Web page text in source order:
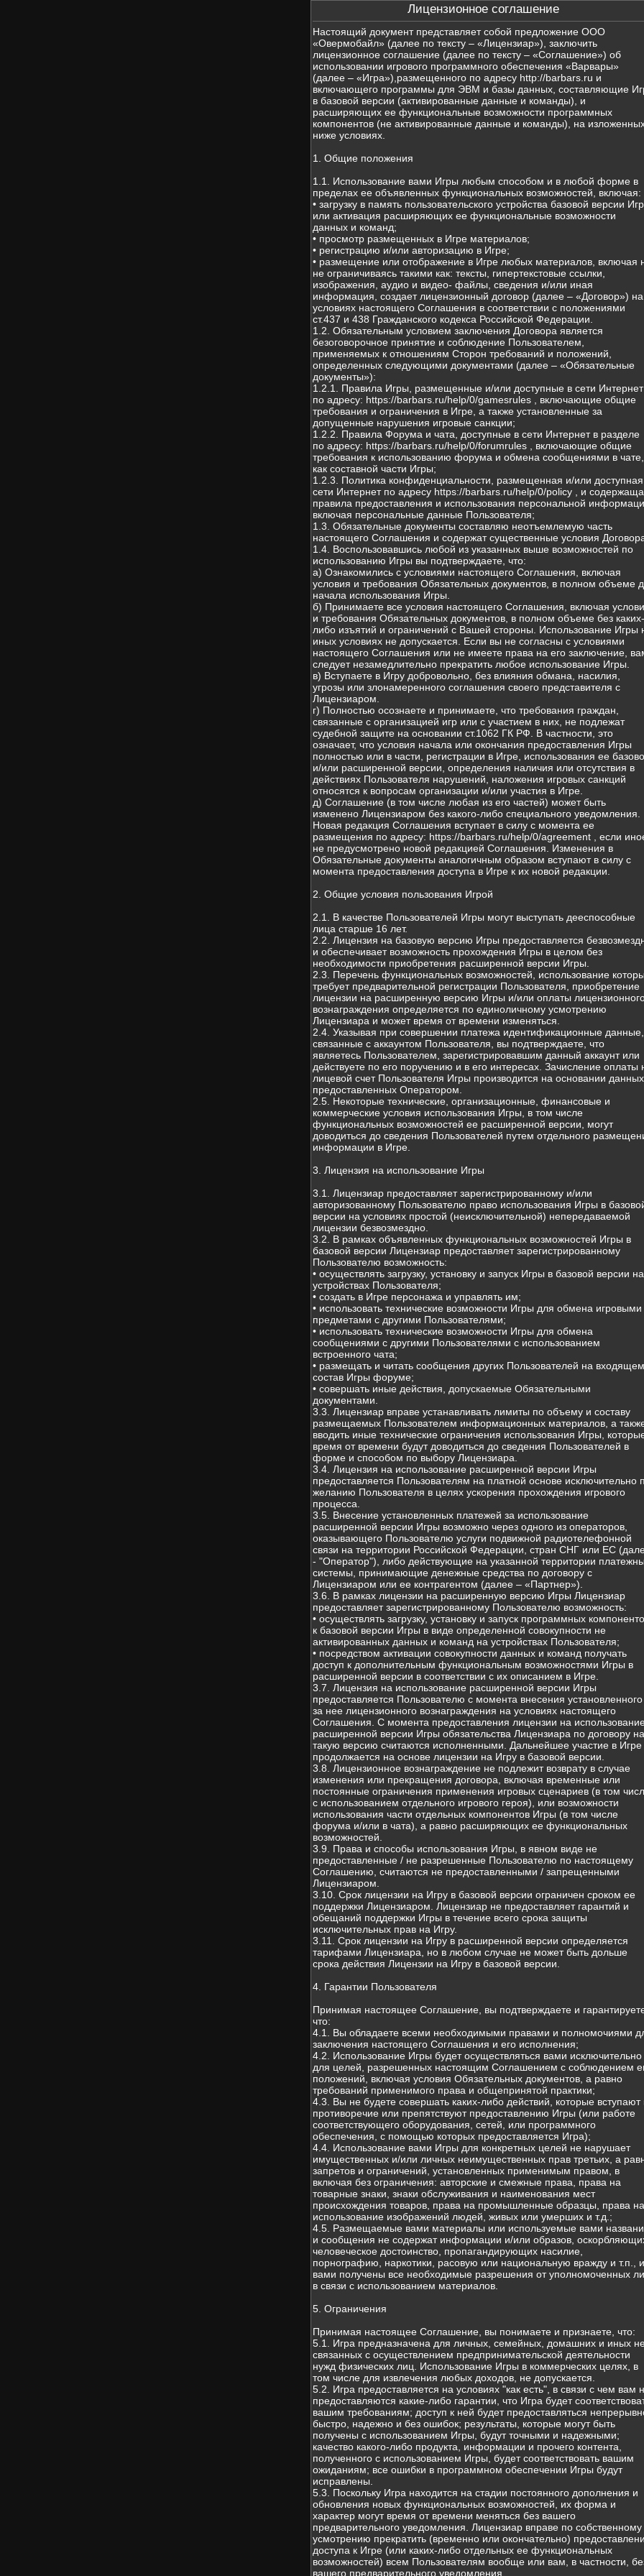
Лицензионное соглашение
Настоящий документ представляет собой предложение ООО
«Овермобайл» (далее по тексту – «Лицензиар»), заключить
лицензионное соглашение (далее по тексту – «Соглашение») об
использовании игрового программного обеспечения «Варвары»
(далее – «Игра»),размещенного по адресу http://barbars.ru и
включающего программы для ЭВМ и базы данных, составляющие
в базовой версии (активированные данные и команды), и
расширяющих ее функциональные возможности программных
компонентов (не активированные данные и команды), на
ниже условиях.
1. Общие положения
1.1. Использование вами Игры любым способом и в любой форме в
пределах ее объявленных функциональных возможностей, включая:
• загрузку в память пользовательского устройства базовой версии
или активация расширяющих ее функциональные возможности
данных и команд;
• просмотр размещенных в Игре материалов;
• регистрацию и/или авторизацию в Игре;
• размещение или отображение в Игре любых материалов, включая
не ограничиваясь такими как: тексты, гипертекстовые ссылки,
изображения, аудио и видео- файлы, сведения и/или иная
информация, создает лицензионный договор (далее – «Договор») на
условиях настоящего Соглашения в соответствии с положениями
ст.437 и 438 Гражданского кодекса Российской Федерации.
1.2. Обязательным условием заключения Договора является
безоговорочное принятие и соблюдение Пользователем,
применяемых к отношениям Сторон требований и положений,
определенных следующими документами (далее – «Обязательные
документы»):
1.2.1. Правила Игры, размещенные и/или доступные в сети Интернет
по адресу: https://barbars.ru/help/0/gamesrules , включающие общие
требования и ограничения в Игре, а также установленные за
допущенные нарушения игровые санкции;
1.2.2. Правила Форума и чата, доступные в сети Интернет в разделе
по адресу: https://barbars.ru/help/0/forumrules , включающие общие
требования к использованию форума и обмена сообщениями в чате,
как составной части Игры;
1.2.3. Политика конфиденциальности, размещенная и/или
сети Интернет по адресу https://barbars.ru/help/0/policy , и
правила предоставления и использования персональной
включая персональные данные Пользователя;
1.3. Обязательные документы составляю неотъемлемую часть
настоящего Соглашения и содержат существенные условия
1.4. Воспользовавшись любой из указанных выше возможностей по
использованию Игры вы подтверждаете, что:
а) Ознакомились с условиями настоящего Соглашения, включая
условия и требования Обязательных документов, в полном объеме
начала использования Игры.
б) Принимаете все условия настоящего Соглашения, включая
и требования Обязательных документов, в полном объеме без каких-
либо изъятий и ограничений с Вашей стороны. Использование Игры
иных условиях не допускается. Если вы не согласны с условиями
настоящего Соглашения или не имеете права на его заключение,
следует незамедлительно прекратить любое использование Игры.
в) Вступаете в Игру добровольно, без влияния обмана, насилия,
угрозы или злонамеренного соглашения своего представителя с
Лицензиаром.
г) Полностью осознаете и принимаете, что требования граждан,
связанные с организацией игр или с участием в них, не подлежат
судебной защите на основании ст.1062 ГК РФ. В частности, это
означает, что условия начала или окончания предоставления Игры
полностью или в части, регистрации в Игре, использования ее
и/или расширенной версии, определения наличия или отсутствия в
действиях Пользователя нарушений, наложения игровых санкций
относятся к вопросам организации и/или участия в Игре.
д) Соглашение (в том числе любая из его частей) может быть
изменено Лицензиаром без какого-либо специального уведомления.
Новая редакция Соглашения вступает в силу с момента ее
размещения по адресу: https://barbars.ru/help/0/agreement , если
не предусмотрено новой редакцией Соглашения. Изменения в
Обязательные документы аналогичным образом вступают в силу с
момента предоставления доступа в Игре к их новой редакции.
2. Общие условия пользования Игрой
2.1. В качестве Пользователей Игры могут выступать дееспособные
лица старше 16 лет.
2.2. Лицензия на базовую версию Игры предоставляется
и обеспечивает возможность прохождения Игры в целом без
необходимости приобретения расширенной версии Игры.
2.3. Перечень функциональных возможностей, использование
требует предварительной регистрации Пользователя, приобретение
лицензии на расширенную версию Игры и/или оплаты
вознаграждения определяется по единоличному усмотрению
Лицензиара и может время от времени изменяться.
2.4. Указывая при совершении платежа идентификационные данные,
связанные с аккаунтом Пользователя, вы подтверждаете, что
являетесь Пользователем, зарегистрировавшим данный аккаунт или
действуете по его поручению и в его интересах. Зачисление оплаты
лицевой счет Пользователя Игры производится на основании данных,
предоставленных Оператором.
2.5. Некоторые технические, организационные, финансовые и
коммерческие условия использования Игры, в том числе
функциональных возможностей ее расширенной версии, могут
доводиться до сведения Пользователей путем отдельного
информации в Игре.
3. Лицензия на использование Игры
3.1. Лицензиар предоставляет зарегистрированному и/или
авторизованному Пользователю право использования Игры в
версии на условиях простой (неисключительной) непередаваемой
лицензии безвозмездно.
3.2. В рамках объявленных функциональных возможностей Игры в
базовой версии Лицензиар предоставляет зарегистрированному
Пользователю возможность:
• осуществлять загрузку, установку и запуск Игры в базовой версии на
устройствах Пользователя;
• создать в Игре персонажа и управлять им;
• использовать технические возможности Игры для обмена игровыми
предметами с другими Пользователями;
• использовать технические возможности Игры для обмена
сообщениями с другими Пользователями с использованием
встроенного чата;
• размещать и читать сообщения других Пользователей на
состав Игры форуме;
• совершать иные действия, допускаемые Обязательными
документами.
3.3. Лицензиар вправе устанавливать лимиты по объему и составу
размещаемых Пользователем информационных материалов, а
вводить иные технические ограничения использования Игры,
время от времени будут доводиться до сведения Пользователей в
форме и способом по выбору Лицензиара.
3.4. Лицензия на использование расширенной версии Игры
предоставляется Пользователям на платной основе исключительно
желанию Пользователя в целях ускорения прохождения игрового
процесса.
3.5. Внесение установленных платежей за использование
расширенной версии Игры возможно через одного из операторов,
оказывающего Пользователю услуги подвижной радиотелефонной
связи на территории Российской Федерации, стран СНГ или ЕС
- "Оператор"), либо действующие на указанной территории
системы, принимающие денежные средства по договору с
Лицензиаром или ее контрагентом (далее – «Партнер»).
3.6. В рамках лицензии на расширенную версию Игры Лицензиар
предоставляет зарегистрированному Пользователю возможность:
• осуществлять загрузку, установку и запуск программных
к базовой версии Игры в виде определенной совокупности не
активированных данных и команд на устройствах Пользователя;
• посредством активации совокупности данных и команд получать
доступ к дополнительным функциональным возможностями Игры в
расширенной версии в соответствии с их описанием в Игре.
3.7. Лицензия на использование расширенной версии Игры
предоставляется Пользователю с момента внесения установленного
за нее лицензионного вознаграждения на условиях настоящего
Соглашения. С момента предоставления лицензии на
расширенной версии Игры обязательства Лицензиара по договору на
такую версию считаются исполненными. Дальнейшее участие в Игре
продолжается на основе лицензии на Игру в базовой версии.
3.8. Лицензионное вознаграждение не подлежит возврату в случае
изменения или прекращения договора, включая временные или
постоянные ограничения применения игровых сценариев (в том
с использованием отдельного игрового героя), или возможности
использования части отдельных компонентов Игры (в том числе
форума и/или в чата), а равно расширяющих ее функциональных
возможностей.
3.9. Права и способы использования Игры, в явном виде не
предоставленные / не разрешенные Пользователю по настоящему
Соглашению, считаются не предоставленными / запрещенными
Лицензиаром.
3.10. Срок лицензии на Игру в базовой версии ограничен сроком ее
поддержки Лицензиаром. Лицензиар не предоставляет гарантий и
обещаний поддержки Игры в течение всего срока защиты
исключительных прав на Игру.
3.11. Срок лицензии на Игру в расширенной версии определяется
тарифами Лицензиара, но в любом случае не может быть дольше
срока действия Лицензии на Игру в базовой версии.
4. Гарантии Пользователя
Принимая настоящее Соглашение, вы подтверждаете и
что:
4.1. Вы обладаете всеми необходимыми правами и полномочиями
заключения настоящего Соглашения и его исполнения;
4.2. Использование Игры будет осуществляться вами исключительно
для целей, разрешенных настоящим Соглашением с соблюдением
положений, включая условия Обязательных документов, а равно
требований применимого права и общепринятой практики;
4.3. Вы не будете совершать каких-либо действий, которые вступают
противоречие или препятствуют предоставлению Игры (или работе
соответствующего оборудования, сетей, или программного
обеспечения, с помощью которых предоставляется Игра);
4.4. Использование вами Игры для конкретных целей не нарушает
имущественных и/или личных неимущественных прав третьих, а
запретов и ограничений, установленных применимым правом, в
включая без ограничения: авторские и смежные права, права на
товарные знаки, знаки обслуживания и наименования мест
происхождения товаров, права на промышленные образцы, права на
использование изображений людей, живых или умерших и т.д.;
4.5. Размещаемые вами материалы или используемые вами
и сообщения не содержат информации и/или образов,
человеческое достоинство, пропагандирующих насилие,
порнографию, наркотики, расовую или национальную вражду и т.п., и
вами получены все необходимые разрешения от уполномоченных
в связи с использованием материалов.
5. Ограничения
Принимая настоящее Соглашение, вы понимаете и признаете, что:
5.1. Игра предназначена для личных, семейных, домашних и иных
связанных с осуществлением предпринимательской деятельности
нужд физических лиц. Использование Игры в коммерческих целях, в
том числе для извлечения любых доходов, не допускается.
5.2. Игра предоставляется на условиях "как есть", в связи с чем вам
предоставляются какие-либо гарантии, что Игра будет
вашим требованиям; доступ к ней будет предоставляться
быстро, надежно и без ошибок; результаты, которые могут быть
получены с использованием Игры, будут точными и надежными;
качество какого-либо продукта, информации и прочего контента,
полученного с использованием Игры, будет соответствовать вашим
ожиданиям; все ошибки в программном обеспечении Игры будут
исправлены.
5.3. Поскольку Игра находится на стадии постоянного дополнения и
обновления новых функциональных возможностей, их форма и
характер могут время от времени меняться без вашего
предварительного уведомления. Лицензиар вправе по собственному
усмотрению прекратить (временно или окончательно)
доступа к Игре (или каких-либо отдельных ее функциональных
возможностей) всем Пользователям вообще или вам, в частности,
вашего предварительного уведомления.